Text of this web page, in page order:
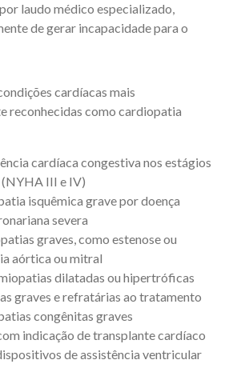
laudo médico especializado,
de gerar incapacidade para o
cardíacas mais
reconhecidas como cardiopatia
cardíaca congestiva nos estágios
(NYHA III e IV)
isquêmica grave por doença
severa
graves, como estenose ou
aórtica ou mitral
dilatadas ou hipertróficas
graves e refratárias ao tratamento
congênitas graves
indicação de transplante cardíaco
de assistência ventricular